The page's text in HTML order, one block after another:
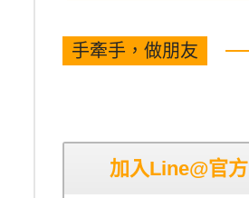
手牽手，做朋友
加入Line@官